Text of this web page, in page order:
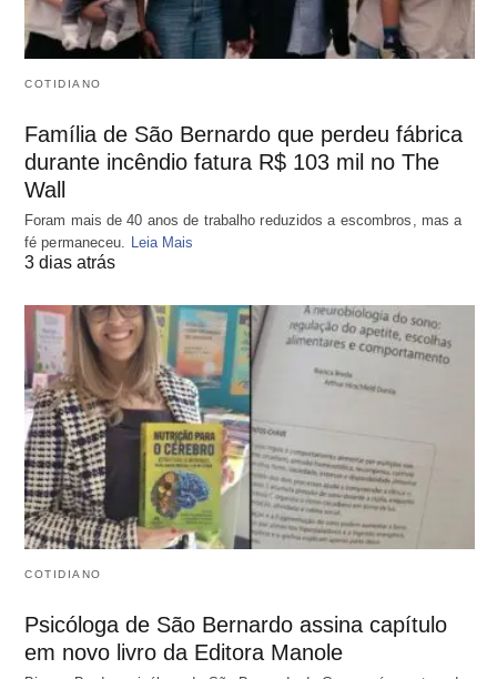
COTIDIANO
Família de São Bernardo que perdeu fábrica
durante incêndio fatura R$ 103 mil no The
Wall
Foram mais de 40 anos de trabalho reduzidos a escombros, mas a
fé permaneceu. Leia Mais
3 dias atrás
COTIDIANO
Psicóloga de São Bernardo assina capítulo
em novo livro da Editora Manole